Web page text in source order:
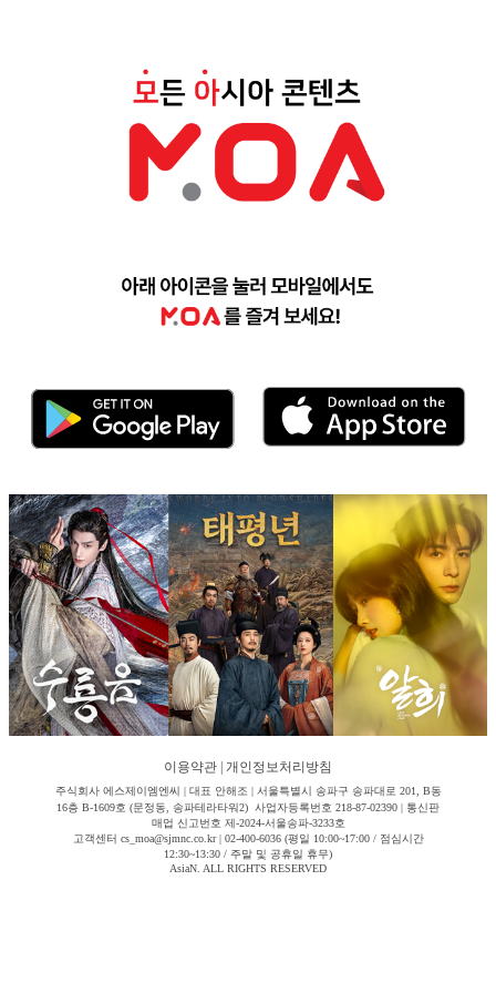
이용약관 개인정보처리방침
주식회사 에스제이엠엔씨 | 대표 안해조 | 서울특별시 송파구 송파대로 201, B동
16층 B-1609호 (문정동, 송파테라타워2) 사업자등록번호 218-87-02390 | 통신판
매업 신고번호 제-2024-서울송파-3233호
고객센터 cs_moa@sjmnc.co.kr | 02-400-6036 (평일 10:00~17:00 / 점심시간
12:30~13:30 / 주말 및 공휴일 휴무)
AsiaN. ALL RIGHTS RESERVED